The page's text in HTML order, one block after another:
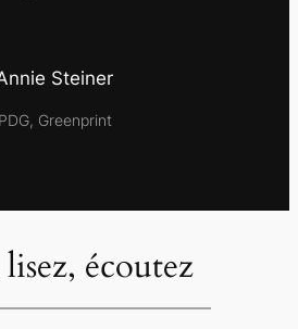
Steiner
PDG, Greenprint
écoutez